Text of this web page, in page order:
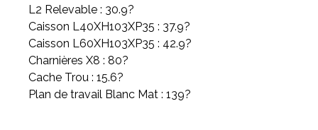
L2 Relevable : 30.9?
Caisson L40XH103XP35 : 37.9?
Caisson L60XH103XP35 : 42.9?
Charnières X8 : 80?
Cache Trou : 15.6?
Plan de travail Blanc Mat : 139?